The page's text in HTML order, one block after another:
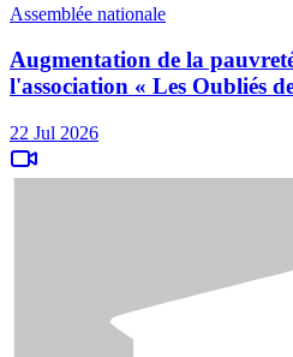
Assemblée nationale
Augmentation de la
l'association « Les Oubliés
22 Jul 2026